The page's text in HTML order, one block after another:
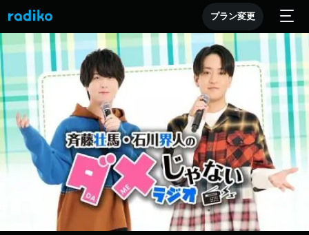
プラン変更